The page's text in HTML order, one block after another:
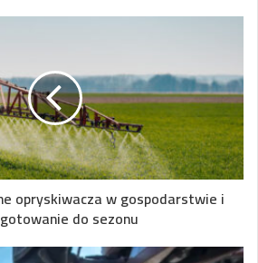
opryskiwacza w gospodarstwie i
do sezonu